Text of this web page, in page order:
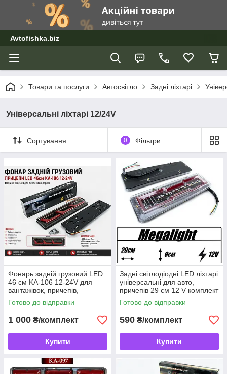
Avtofishka.biz
Товари та послуги Автосвітло Задні ліхтарі
Універсальні ліхтарі 12/24V
Сортування 0 Фільтри
Фонарь задній грузовий LED
46 см KA-106 12-24V для
вантажівок, причепів,
напівпричепів та спецтехніки,
універсальні задні стопи
Готово до відправки
1 000 ₴/комплект
Купити
Задні світлодіодні LED ліхтарі
універсальні для авто,
причепів 29 см 12 V комплект
2 шт G-WD24
Готово до відправки
590 ₴/комплект
Купити